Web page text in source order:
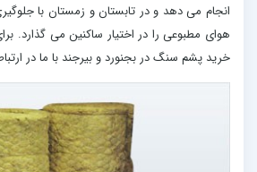
انجام می دهد و در تابستان و زمستان با
هوای مطبوعی را در اختیار ساکنین می گذارد.
خرید پشم سنگ در بجنورد و بیرجند با ما در